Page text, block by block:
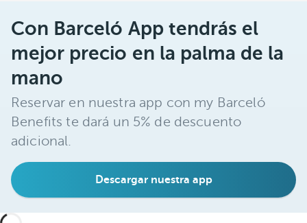
Con Barceló App tendrás el
mejor precio en la palma de la
mano
Reservar en nuestra app con my Barceló
Benefits te dará un 5% de descuento
adicional.
Descargar nuestra app